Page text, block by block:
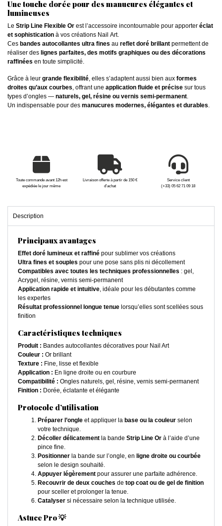
Une touche dorée pour des manucures élégantes et
lumineuses
Le Strip Line Flexible Or est l’accessoire incontournable pour apporter éclat
et sophistication à vos créations Nail Art.
Ces bandes autocollantes ultra fines au reflet doré brillant permettent de
réaliser des lignes parfaites, des motifs graphiques ou des décorations
raffinées en toute simplicité.
Grâce à leur grande flexibilité, elles s’adaptent aussi bien aux formes
droites qu’aux courbes, offrant une application fluide et précise sur tous
types d’ongles — naturels, gel, résine ou vernis semi-permanent.
Un indispensable pour des manucures modernes, élégantes et durables.
Toute commande avant 12h est
expédiée le jour même
Livraison offerte à partir de 150 €
d'achat
Service client
(+33) 05 62 71 09 18
Description
Principaux avantages
Effet doré lumineux et raffiné pour sublimer vos créations
Ultra fines et souples pour une pose sans plis ni décollement
Compatibles avec toutes les techniques professionnelles : gel,
Acrygel, résine, vernis semi-permanent
Application rapide et intuitive, idéale pour les débutantes comme
les expertes
Résultat professionnel longue tenue lorsqu’elles sont scellées sous
finition
Caractéristiques techniques
Produit : Bandes autocollantes décoratives pour Nail Art
Couleur : Or brillant
Texture : Fine, lisse et flexible
Application : En ligne droite ou en courbure
Compatibilité : Ongles naturels, gel, résine, vernis semi-permanent
Finition : Dorée, éclatante et élégante
Protocole d’utilisation
Préparer l’ongle et appliquer la base ou la couleur selon
votre technique.
Décoller délicatement la bande Strip Line Or à l’aide d’une
pince fine.
Positionner la bande sur l’ongle, en ligne droite ou courbée
selon le design souhaité.
Appuyer légèrement pour assurer une parfaite adhérence.
Recouvrir de deux couches de top coat ou de gel de finition
pour sceller et prolonger la tenue.
Catalyser si nécessaire selon la technique utilisée.
Astuce Pro 💡